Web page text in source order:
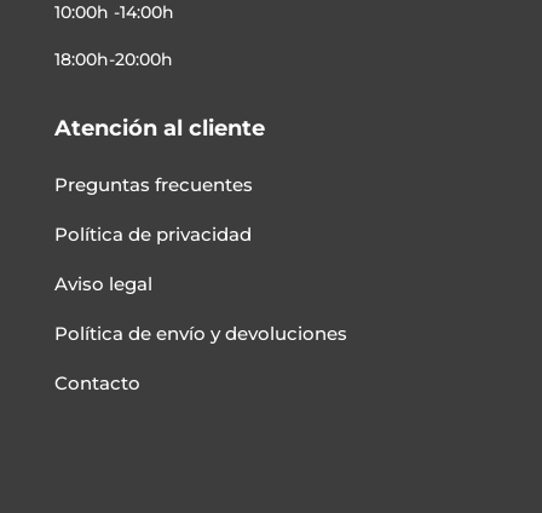
10:00h -14:00h
18:00h-20:00h
Atención al cliente
Preguntas frecuentes
Política de privacidad
Aviso legal
Política de envío y devoluciones
Contacto